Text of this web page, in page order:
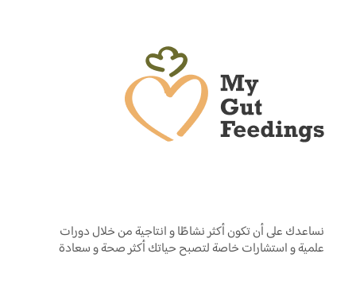
نساعدك على أن تكون أكثر نشاطًا و انتاجية من خلال دورات
علمية و استشارات خاصة لتصبح حياتك أكثر صحة و سعادة